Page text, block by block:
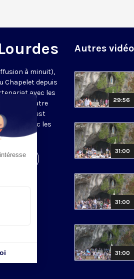
à minuit),
Chapelet depuis
avec les
des quatre
Rosaire est
prière avec les
Autres
29:56
31:00
31:00
31:00